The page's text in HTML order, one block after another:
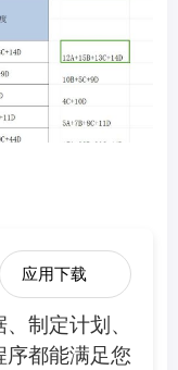
应用下载
制定计划、
都能满足您